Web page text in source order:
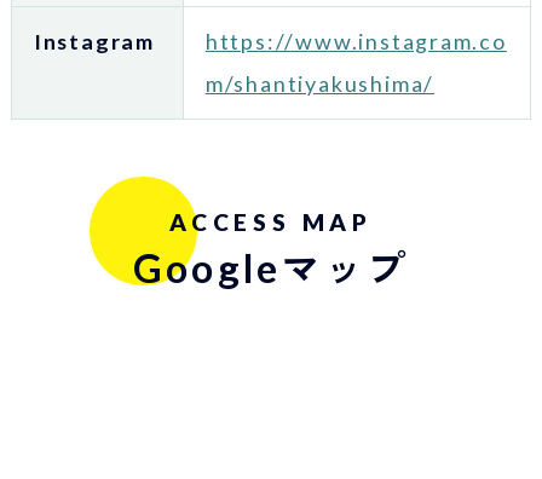
Instagram
https://www.instagram.co
m/shantiyakushima/
ACCESS MAP
Googleマップ